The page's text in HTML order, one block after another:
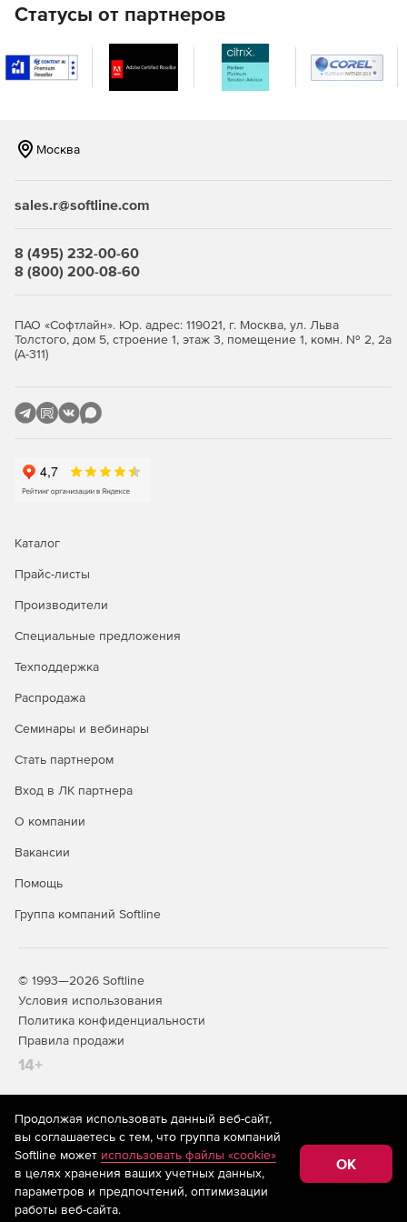
делегировать эти роли техническим специалистам, чтобы
снизить нагрузку на администратора.
Автоматизация
время и усилия с помощью инструмента автоматизации
Microsoft 365.
Статусы от партнеров
Москва
sales.r@softline.com
8 (495) 232-00-60
8 (800) 200-08-60
ПАО «Софтлайн». Юр. адрес: 119021, г. Москва, ул. Льва
Толстого, дом 5, строение 1, этаж 3, помещение 1, комн. № 2, 2а
(А-311)
Каталог
Прайс-листы
Производители
Специальные предложения
Техподдержка
Распродажа
Семинары и вебинары
Стать партнером
Вход в ЛК партнера
О компании
Вакансии
Помощь
Группа компаний Softline
© 1993—2026 Softline
Условия использования
Политика конфиденциальности
Правила продажи
14+
На информационном ресурсе store.softline.ru применяются
рекомендательные технологии(информационные технологии
предоставления информации на основе сбора,
систематизации и анализа сведений, относящихся к
предпочтениям пользователей сети «Интернет»,
находящихся на территории Российской Федерации)
Продолжая использовать данный веб-сайт,
вы соглашаетесь с тем, что группа компаний
Softline может использовать файлы «cookie»
в целях хранения ваших учетных данных,
параметров и предпочтений, оптимизации
работы веб-сайта.
OK